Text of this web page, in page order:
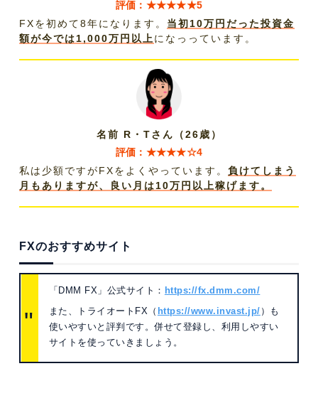
評価：★★★★★5
FXを初めて8年になります。 当初10万円だった投資金
額が今では1,000万円以上 になっっています。
名前 R・Tさん（26歳）
評価：★★★★☆4
私は少額ですがFXをよくやっています。 負けてしまう
月もありますが、良い月は10万円以上稼げます。
FXのおすすめサイト
「DMM FX」公式サイト： https://fx.dmm.com/
また、トライオートFX（ https://www. invast.jp/ ）も
使いやすいと評判です。併せて登録し、利用しやすい
サイトを使っていきましょう。